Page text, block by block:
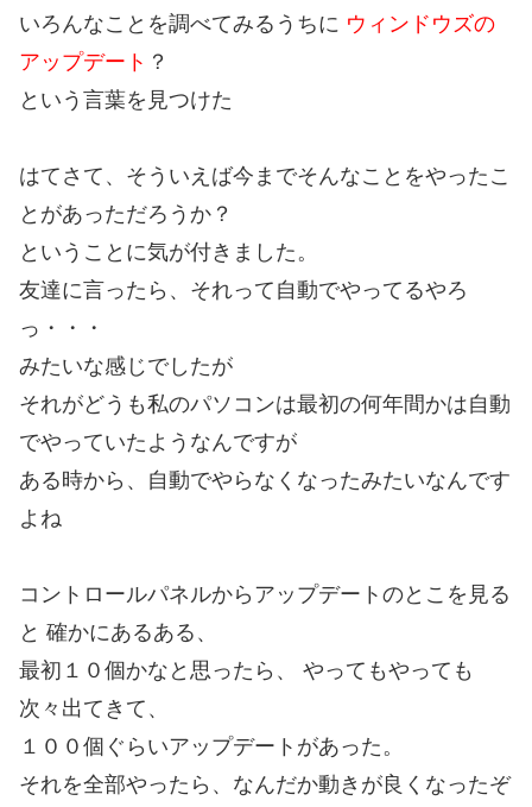
いろんなことを調べてみるうちに ウィンドウズの
アップデート ？
という言葉を見つけた
はてさて、そういえば今までそんなことをやったこ
とがあっただろうか？
ということに気が付きました。
友達に言ったら、それって自動でやってるやろ
っ・・・
みたいな感じでしたが
それがどうも私のパソコンは最初の何年間かは自動
でやっていたようなんですが
ある時から、自動でやらなくなったみたいなんです
よね
コントロールパネルからアップデートのとこを見る
と 確かにあるある、
最初１０個かなと思ったら、 やってもやっても
次々出てきて、
１００個ぐらいアップデートがあった。
それを全部やったら、なんだか動きが良くなったぞ